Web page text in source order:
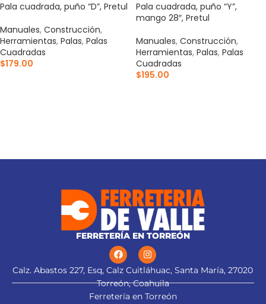
Pala cuadrada, puño “D”, Pretul
Manuales, Construcción,
Herramientas, Palas, Palas
Cuadradas
$179.00
Pala cuadrada, puño “Y”,
mango 28″, Pretul
Manuales, Construcción,
Herramientas, Palas, Palas
Cuadradas
$195.00
FERRETERÍA EN TORREÓN
Calz. Abastos 227, Esq, Calz Cuitláhuac, Santa María, 27020
Torreón, Coahuila
Ferretería en Torreón